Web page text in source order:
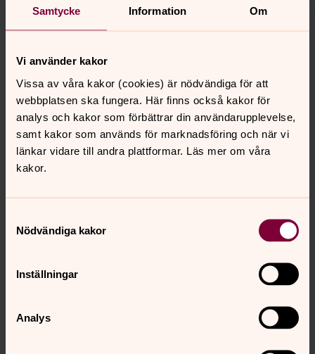
Samtycke Information Om
Vi använder kakor
Vissa av våra kakor (cookies) är nödvändiga för att
webbplatsen ska fungera. Här finns också kakor för
analys och kakor som förbättrar din användarupplevelse,
samt kakor som används för marknadsföring och när vi
länkar vidare till andra plattformar. Läs mer om våra
kakor.
Nödvändiga kakor
Inställningar
Analys
Inga-Lill Sverkström
Mattias Kareliusson, församlingsherde
mattias.kareliusson@svenskakyrkan.se
Ersättare
Lars Karlsson
Monica Kull